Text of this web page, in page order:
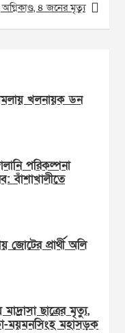
৪ জনের মৃত্যু
খলনায়ক ডন
পরিকল্পনা
বাঁশাখালীতে
জোটের প্রার্থী অলি
ছাত্রের মৃত্যু,
ময়মনসিংহ মহাসড়ক